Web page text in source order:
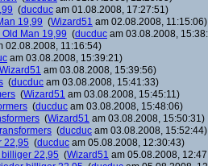
(ducduc am 01.08.2008, 17:27:51)
19,99 (Wizard51 am 02.08.2008, 11:15:06)
Man 19,99 (ducduc am 03.08.2008,
02.08.2008, 11:16:54)
am 03.08.2008, 15:39:21)
Wizard51 am 03.08.2008, 15:39:56)
(ducduc am 03.08.2008, 15:41:33)
(Wizard51 am 03.08.2008, 15:45:11)
(ducduc am 03.08.2008, 15:48:06)
(Wizard51 am 03.08.2008, 15:50:31)
(ducduc am 03.08.2008, 15:52:44)
22,95 (ducduc am 05.08.2008, 12:30:43)
22,95 (Wizard51 am 05.08.2008,